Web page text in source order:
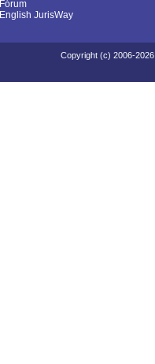
Fórum
English JurisWay
Copyright (c) 2006-